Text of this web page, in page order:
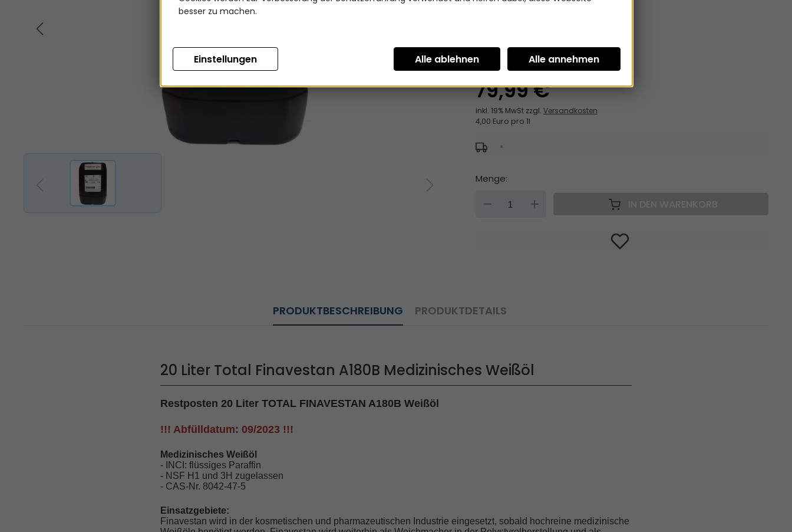
Versandkostenfrei
79,99 €
inkl. 19% MwSt zzgl. Versandkosten
4,00 Euro pro 1l
*
Menge:
DOWN
PRODUKTBESCHREIBUNG PRODUKTDETAILS
20 Liter Total Finavestan A180B Medizinisches Weißöl
Restposten 20 Liter TOTAL FINAVESTAN A180B Weißöl
!!! Abfülldatum: 09/2023 !!!
Medizinisches Weißöl
- INCI: flüssiges Paraffin
- NSF H1 und 3H zugelassen
- CAS-Nr. 8042-47-5
Einsatzgebiete:
Finavestan wird in der kosmetischen und pharmazeutischen Industrie eingesetzt, sobald hochreine medizinische
besser zu machen.
Einstellungen